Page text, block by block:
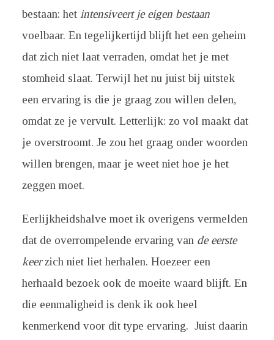
bestaan: het intensiveert je eigen bestaan
voelbaar. En tegelijkertijd blijft het een geheim
dat zich niet laat verraden, omdat het je met
stomheid slaat. Terwijl het nu juist bij uitstek
een ervaring is die je graag zou willen delen,
omdat ze je vervult. Letterlijk: zo vol maakt dat
je overstroomt. Je zou het graag onder woorden
willen brengen, maar je weet niet hoe je het
zeggen moet.
Eerlijkheidshalve moet ik overigens vermelden
dat de overrompelende ervaring van de eerste
keerzich niet liet herhalen. Hoezeer een
herhaald bezoek ook de moeite waard blijft. En
die eenmaligheid is denk ik ook heel
kenmerkend voor dit type ervaring. Juist daarin